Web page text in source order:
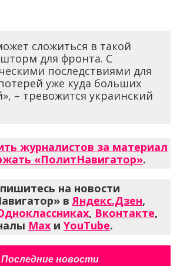
сложиться в такой
для фронта. С
последствиями для
уже куда больших
– тревожится украинский
журналистов за материал
«ПолитНавигатор».
на новости
в Яндекс.Дзен,
, Вконтакте,
Max и YouTube.
Последние новости